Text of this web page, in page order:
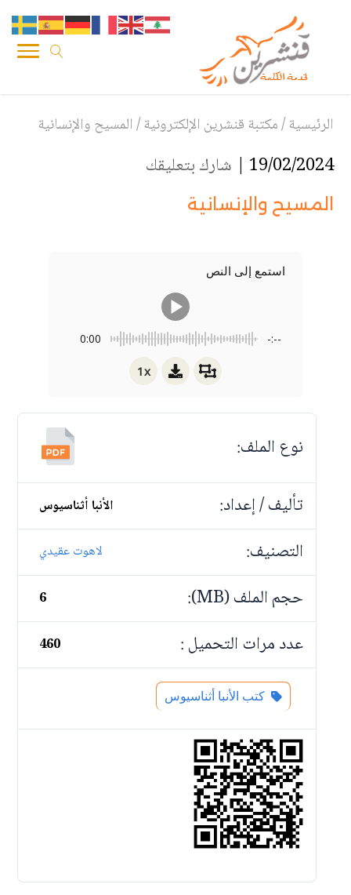
الرئيسية/مكتبة قنشرين الإلكترونية/المسيح والإنسانية
19/02/2024 | شارك بتعليقك
المسيح والإنسانية
استمع إلى النص
0:00 -:--
1x
نوع الملف:
تأليف / إعداد:
الأنبا أثناسيوس
التصنيف: لاهوت عقيدي
حجم الملف (MB): 6
عدد مرات التحميل : 460
كتب الأنبا أثناسيوس